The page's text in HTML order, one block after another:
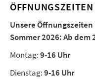
ÖFFNUNGSZEITEN
Unsere
Sommer 2026:Ab dem
Montag:9-16 Uhr
Dienstag:9-16 Uhr